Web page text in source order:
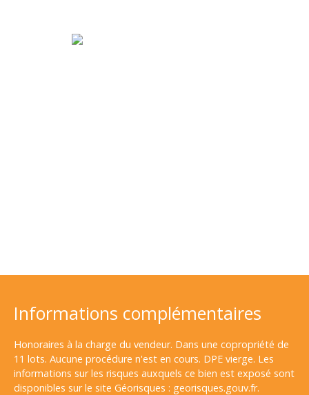
Informations complémentaires
Honoraires à la charge du vendeur. Dans une copropriété de
11 lots. Aucune procédure n'est en cours. DPE vierge. Les
informations sur les risques auxquels ce bien est exposé sont
disponibles sur le site Géorisques : georisques.gouv.fr.